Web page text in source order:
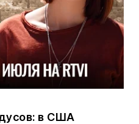
в США